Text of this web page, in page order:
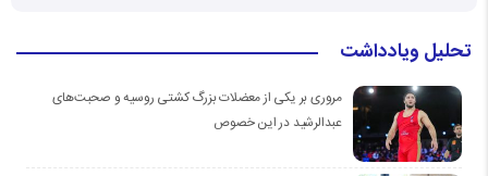
تحلیل ویادداشت
مروری بر یکی از معضلات بزرگ کشتی روسیه و صحبت‌های
عبدالرشید در این خصوص